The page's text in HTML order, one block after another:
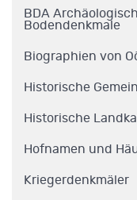
BDA
Bodendenkmale
Biographien von
Historische
Historische
Hofnamen und
Kriegerdenkmäler